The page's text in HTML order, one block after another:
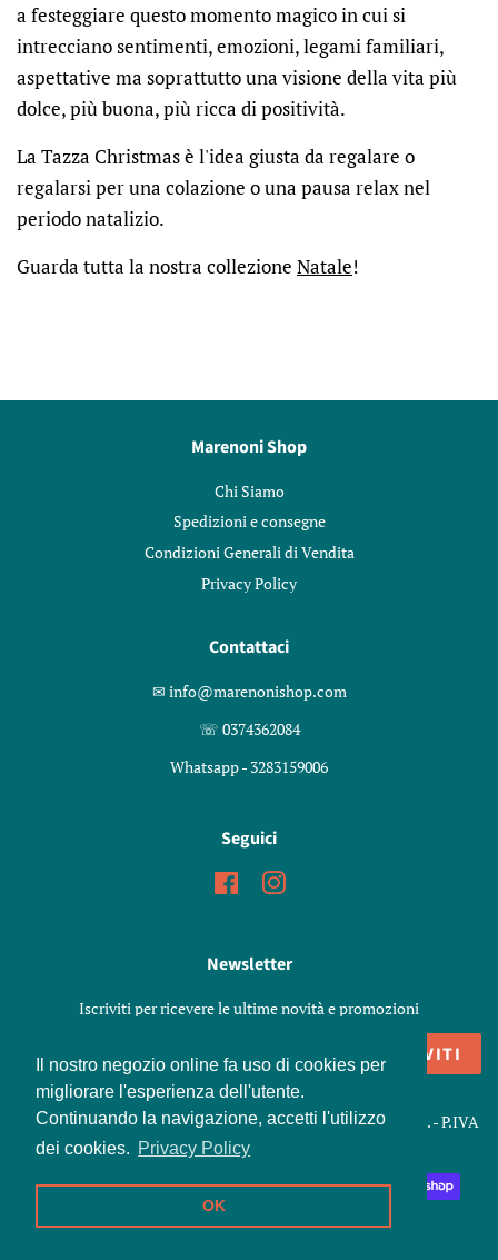
Il nostro negozio online fa uso di cookies per
migliorare l'esperienza dell'utente.
Continuando la navigazione, accetti l'utilizzo
dei cookies. Privacy Policy
OK
a festeggiare questo momento magico in cui si
intrecciano sentimenti, emozioni, legami familiari,
aspettative ma soprattutto una visione della vita più
dolce, più buona, più ricca di positività.
La Tazza Christmas è l'idea giusta da regalare o
regalarsi per una colazione o una pausa relax nel
periodo natalizio.
Guarda tutta la nostra collezione Natale!
Marenoni Shop
Chi Siamo
Spedizioni e consegne
Condizioni Generali di Vendita
Privacy Policy
Contattaci
✉︎ info@marenonishop.com
☏ 0374362084
Whatsapp - 3283159006
Seguici
FacebookInstagram
Newsletter
Iscriviti per ricevere le ultime novità e promozioni
ISCRIVITI
Copyright © 2026,Marenoni Shop. Snc di Marenoni Elisa e C. - P.IVA
01426970198
Modalità
di